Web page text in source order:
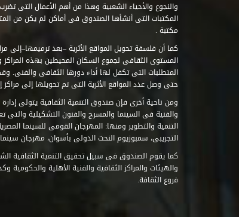
والنجوع والأحياء الشعبية وهذا من أهم الأعمال التى
مكتبة .
كما أن فلسفة تحويل المواقع الأثرية –بعد ترميمها–إلى
المستوى الثقافى لجموع السكان المحيطين بهذه
حتى وصل عدد المواقع الأثرية التى تم تحويلها إلى مراكز إبداع
ومن ناحية أخرى فإن صندوق التنمية الثقافية يتولى
والفنية فى السينما والمسرح والفنون التشكيلية
التنمية والتطوير ومنها: المهرجان القومى للسينما
التجريبى، سمبوزيوم النحت الدولى بأسوان، مهرجان
كما يقوم الصندوق فى سبيل تحقيق التنمية الثقافية
والهيئات والمراكز الثقافية والفنية الأهلية
فروع الثقافة.